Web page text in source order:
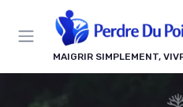
MAIGRIR SIMPLEMENT,
Panneau de gestion des cookies